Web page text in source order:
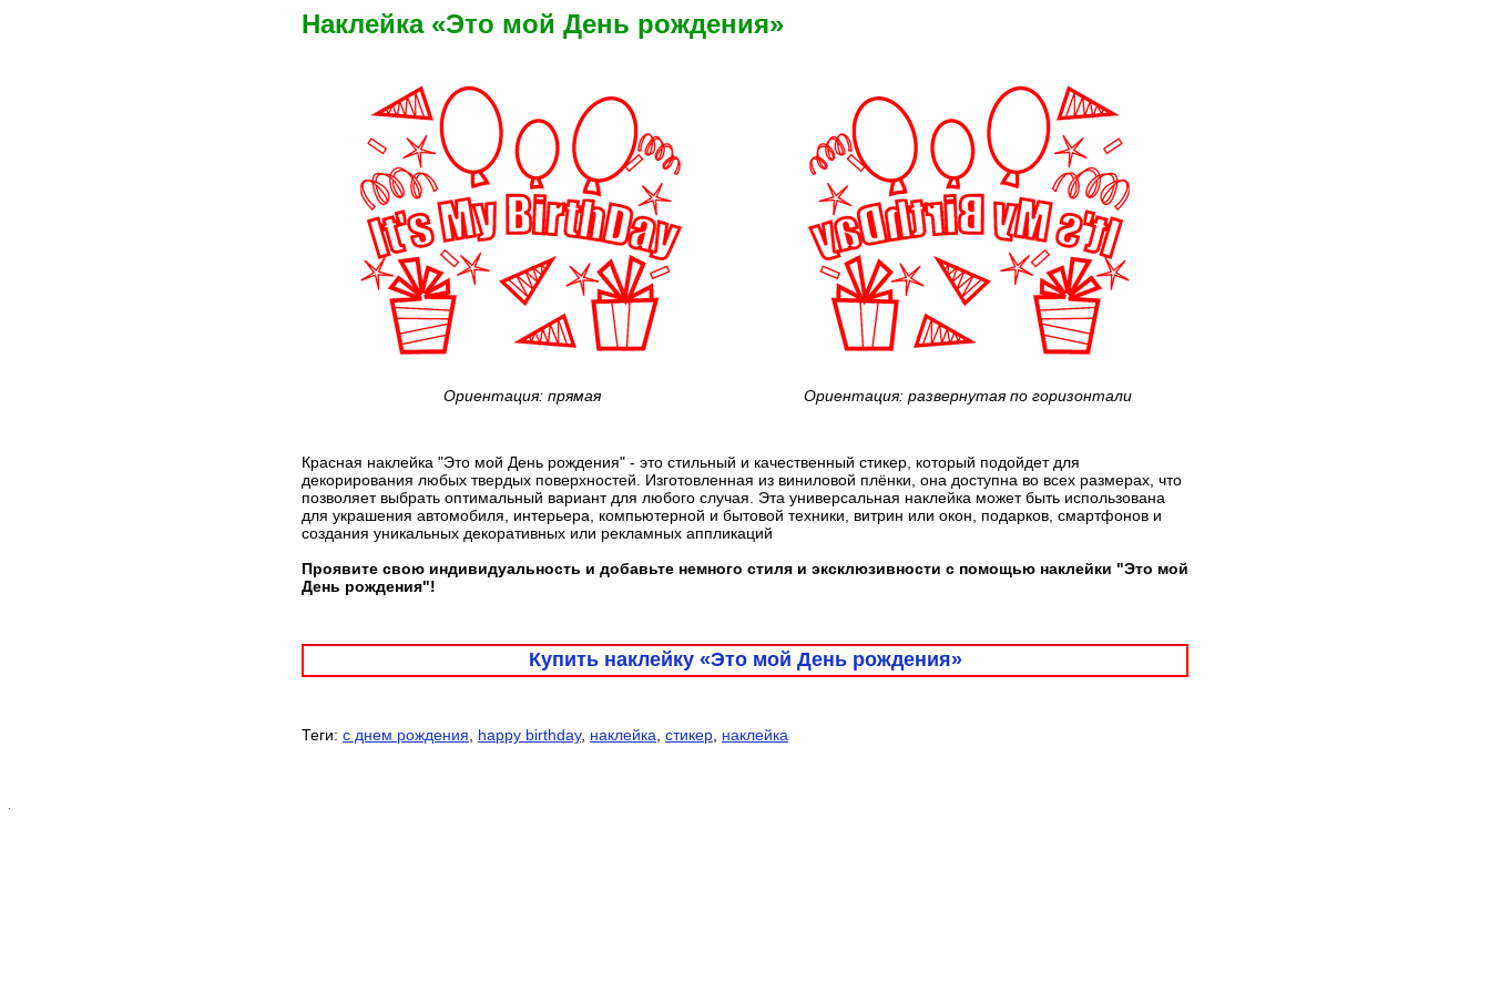
Наклейка «Это мой День рождения»
Ориентация: прямая Ориентация: развернутая по горизонтали
Красная наклейка "Это мой День рождения" - это стильный и качественный стикер, который подойдет для
декорирования любых твердых поверхностей. Изготовленная из виниловой плёнки, она доступна во всех размерах, что
позволяет выбрать оптимальный вариант для любого случая. Эта универсальная наклейка может быть использована
для украшения автомобиля, интерьера, компьютерной и бытовой техники, витрин или окон, подарков, смартфонов и
создания уникальных декоративных или рекламных аппликаций
Проявите свою индивидуальность и добавьте немного стиля и эксклюзивности с помощью наклейки "Это мой
День рождения"!
Купить наклейку «Это мой День рождения»
Теги: с днем рождения, happy birthday, наклейка, стикер, наклейка